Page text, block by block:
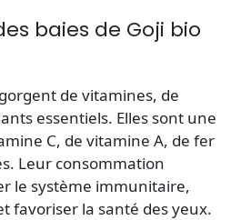
baies de Goji bio
de vitamines, de
essentiels. Elles sont une
C, de vitamine A, de fer
Leur consommation
le système immunitaire,
favoriser la santé des yeux.